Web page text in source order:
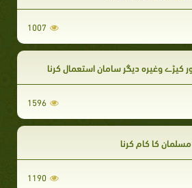
1007
کپڑے وغیرہ دیگر سامان استعمال کرنا
1596
کا کام کرنا
1190